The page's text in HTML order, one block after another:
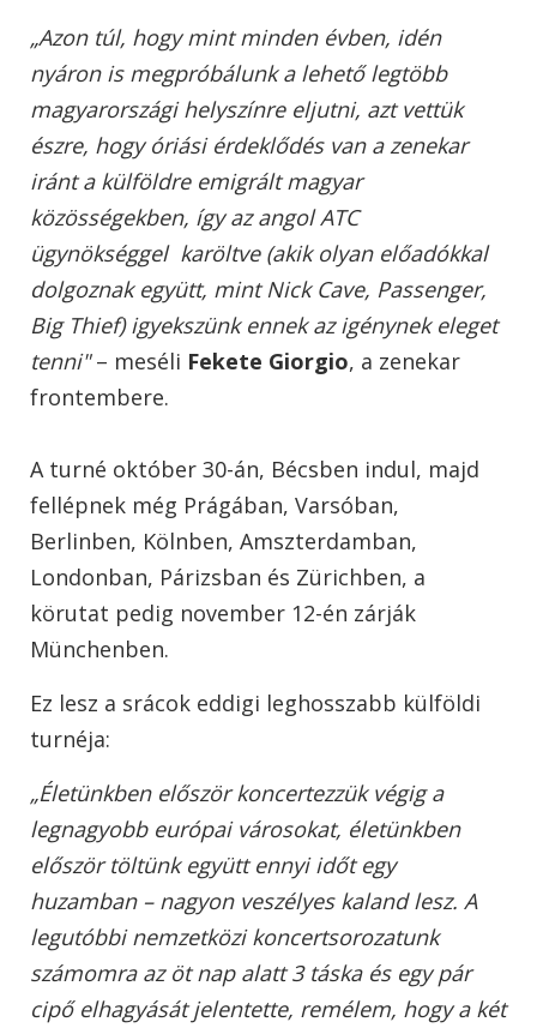
„Azon túl, hogy mint minden évben, idén
nyáron is megpróbálunk a lehető legtöbb
magyarországi helyszínre eljutni, azt vettük
észre, hogy óriási érdeklődés van a zenekar
iránt a külföldre emigrált magyar
közösségekben, így az angol ATC
ügynökséggel karöltve (akik olyan előadókkal
dolgoznak együtt, mint Nick Cave, Passenger,
Big Thief) igyekszünk ennek az igénynek eleget
tenni"– meséli Fekete Giorgio, a zenekar
frontembere.
A turné október 30-án, Bécsben indul, majd
fellépnek még Prágában, Varsóban,
Berlinben, Kölnben, Amszterdamban,
Londonban, Párizsban és Zürichben, a
körutat pedig november 12-én zárják
Münchenben.
Ez lesz a srácok eddigi leghosszabb külföldi
turnéja:
„Életünkben először koncertezzük végig a
legnagyobb európai városokat, életünkben
először töltünk együtt ennyi időt egy
huzamban – nagyon veszélyes kaland lesz. A
legutóbbi nemzetközi koncertsorozatunk
számomra az öt nap alatt 3 táska és egy pár
cipő elhagyását jelentette, remélem, hogy a két